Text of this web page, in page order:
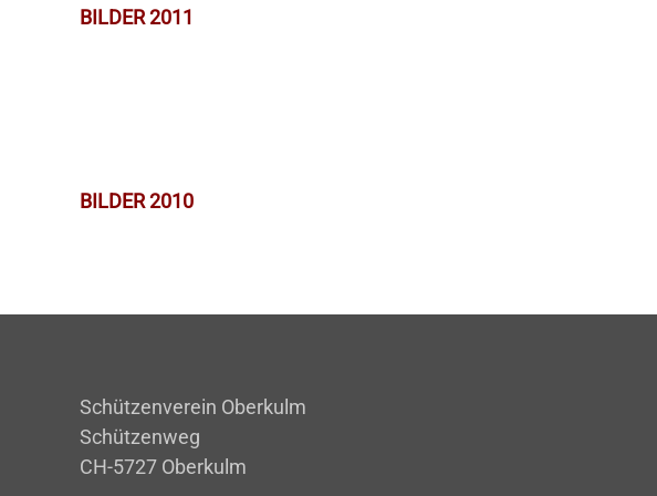
BILDER 2011
BILDER 2010
Schützenverein Oberkulm
Schützenweg
CH-5727 Oberkulm